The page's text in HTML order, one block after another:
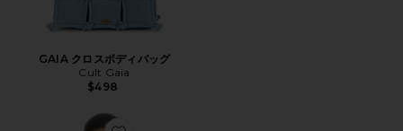
GAIA クロスボディバッグ
Cult Gaia
$498